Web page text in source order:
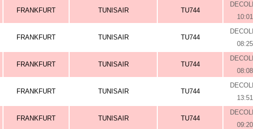
FRANKFURT TUNISAIR TU744
10:01
FRANKFURT TUNISAIR TU744
08:25
FRANKFURT TUNISAIR TU744
08:08
FRANKFURT TUNISAIR TU744
13:51
FRANKFURT TUNISAIR TU744
09:20